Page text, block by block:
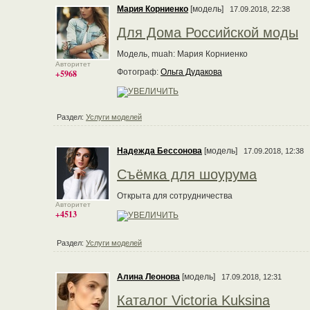
Авторитет
+5968
Мария Корниенко [модель] 17.09.2018, 22:38
Для Дома Российской моды
Модель, muah: Мария Корниенко
Фотограф: Ольга Дудакова
Раздел: Услуги моделей
Авторитет
+4513
Надежда Бессонова [модель] 17.09.2018, 12:38
Съёмка для шоурума
Открыта для сотрудничества
Раздел: Услуги моделей
Алина Леонова [модель] 17.09.2018, 12:31
Каталог Victoria Kuksina